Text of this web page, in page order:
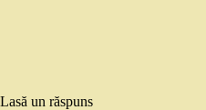
Lasă un răspuns